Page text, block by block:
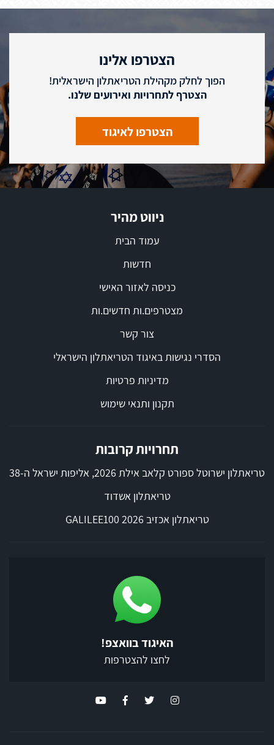
הצטרפו אלינו
הפוך לחלק מקהילת הטריאתלון הישראלית!
הצטרף לתחרויות ואירועים שלנו.
הצטרפו לאיגוד
ניווט מהיר
עמוד הבית
חדשות
כניסה לאזור האישי
מצטרפים.ות חדשים.ות
צור קשר
הסדרי נגישות באיגוד הטריאתלון הישראלי
מדיניות פרטיות
תקנון ותנאי שימוש
תחרויות קרובות
טריאתלון ישרוטל ספורט קלאב אילת 2026, אליפות ישראל ה-38
טריאתלון אשדוד
טריאתלון אכזיב 2026 GALILEE100
האיגוד בוואצפ!
לחצו להצטרפות